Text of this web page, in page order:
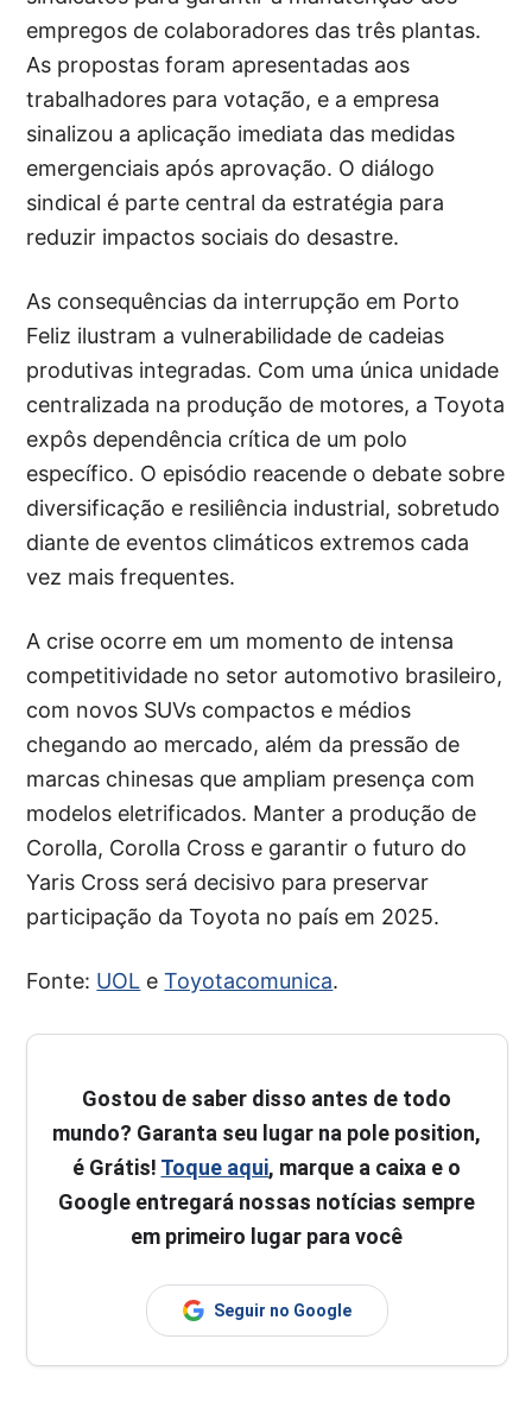
empregos de colaboradores das três plantas.
As propostas foram apresentadas aos
trabalhadores para votação, e a empresa
sinalizou a aplicação imediata das medidas
emergenciais após aprovação. O diálogo
sindical é parte central da estratégia para
reduzir impactos sociais do desastre.
As consequências da interrupção em Porto
Feliz ilustram a vulnerabilidade de cadeias
produtivas integradas. Com uma única unidade
centralizada na produção de motores, a Toyota
expôs dependência crítica de um polo
específico. O episódio reacende o debate sobre
diversificação e resiliência industrial, sobretudo
diante de eventos climáticos extremos cada
vez mais frequentes.
A crise ocorre em um momento de intensa
competitividade no setor automotivo brasileiro,
com novos SUVs compactos e médios
chegando ao mercado, além da pressão de
marcas chinesas que ampliam presença com
modelos eletrificados. Manter a produção de
Corolla, Corolla Cross e garantir o futuro do
Yaris Cross será decisivo para preservar
participação da Toyota no país em 2025.
Fonte: UOL eToyotacomunica.
Gostou de saber disso antes de todo
mundo? Garanta seu lugar na pole position,
é Grátis! Toque aqui, marque a caixa e o
Google entregará nossas notícias sempre
em primeiro lugar para você
Seguir no Google